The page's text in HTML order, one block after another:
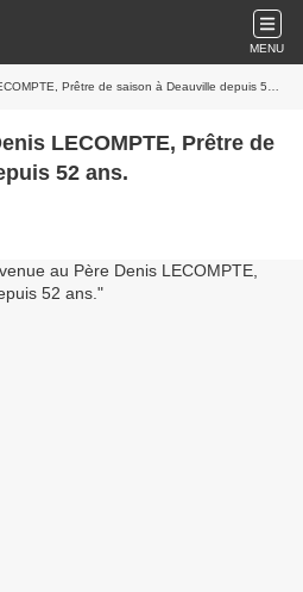
MENU
Prêtre de saison à Deauville depuis 52 ans.
LECOMPTE, Prêtre de
52 ans.